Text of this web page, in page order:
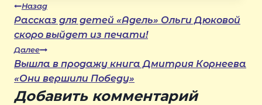
Навигация
по
записям
Назад
Рассказ для детей «Адель» Ольги Дюковой
скоро выйдет из печати!
Далее
Вышла в продажу книга Дмитрия Корнеева
«Они вершили Победу»
Добавить комментарий